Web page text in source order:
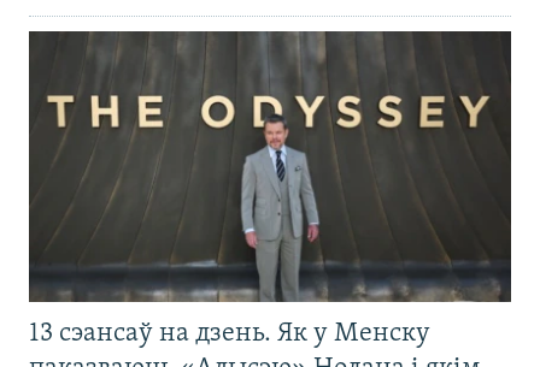
13 сэансаў на дзень. Як у Менску